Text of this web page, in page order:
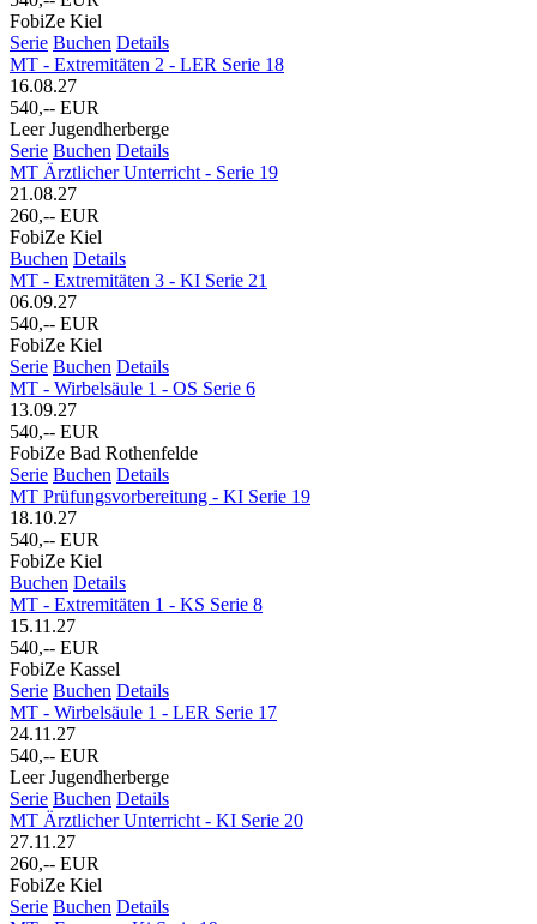
FobiZe Kiel
Serie Buchen Details
MT - Extremitäten 2 - LER Serie 18
16.08.27
540,-- EUR
Leer Jugendherberge
Serie Buchen Details
MT Ärztlicher Unterricht - Serie 19
21.08.27
260,-- EUR
FobiZe Kiel
Buchen Details
MT - Extremitäten 3 - KI Serie 21
06.09.27
540,-- EUR
FobiZe Kiel
Serie Buchen Details
MT - Wirbelsäule 1 - OS Serie 6
13.09.27
540,-- EUR
FobiZe Bad Rothenfelde
Serie Buchen Details
MT Prüfungsvorbereitung - KI Serie 19
18.10.27
540,-- EUR
FobiZe Kiel
Buchen Details
MT - Extremitäten 1 - KS Serie 8
15.11.27
540,-- EUR
FobiZe Kassel
Serie Buchen Details
MT - Wirbelsäule 1 - LER Serie 17
24.11.27
540,-- EUR
Leer Jugendherberge
Serie Buchen Details
MT Ärztlicher Unterricht - KI Serie 20
27.11.27
260,-- EUR
FobiZe Kiel
Serie Buchen Details